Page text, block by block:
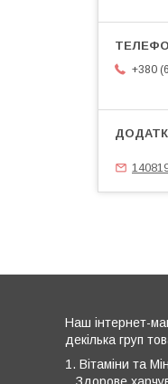
+380
Наш інтернет-
декілька груп
1. Вітаміни та
Здорове